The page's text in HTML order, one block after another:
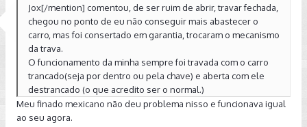
Jox[/mention] comentou, de ser ruim de abrir, travar fechada,
chegou no ponto de eu não conseguir mais abastecer o
carro, mas foi consertado em garantia, trocaram o mecanismo
da trava.
O funcionamento da minha sempre foi travada com o carro
trancado(seja por dentro ou pela chave) e aberta com ele
destrancado (o que acredito ser o normal.)
Meu finado mexicano não deu problema nisso e funcionava igual
ao seu agora.